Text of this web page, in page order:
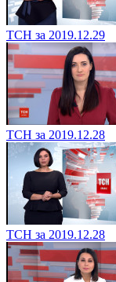
ТСН за 2019.12.29
ТСН за 2019.12.28
ТСН за 2019.12.28